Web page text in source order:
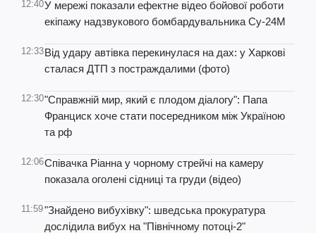
12:40У мережі показали ефектне відео бойової роботи
екіпажу надзвукового бомбардувальника Су-24М
12:33Від удару автівка перекинулася на дах: у Харкові
сталася ДТП з постраждалими (фото)
12:30"Справжній мир, який є плодом діалогу": Папа
Франциск хоче стати посередником між Україною
та рф
12:06Співачка Ріанна у чорному стрейчі на камеру
показала оголені сідниці та груди (відео)
11:59"Знайдено вибухівку": шведська прокуратура
дослідила вибух на "Північному потоці-2"